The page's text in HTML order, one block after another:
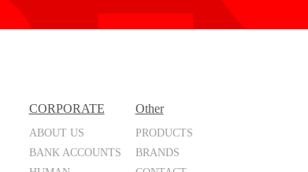
CORPORATE
ABOUT US
BANK ACCOUNTS
Other
PRODUCTS
BRANDS